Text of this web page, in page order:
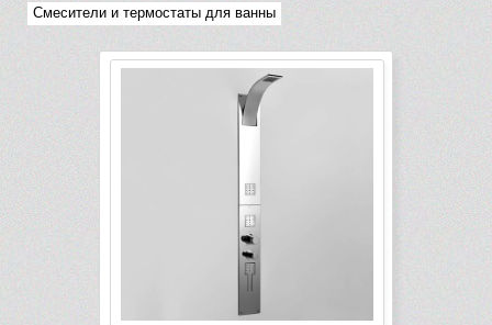
Смесители и термостаты для ванны